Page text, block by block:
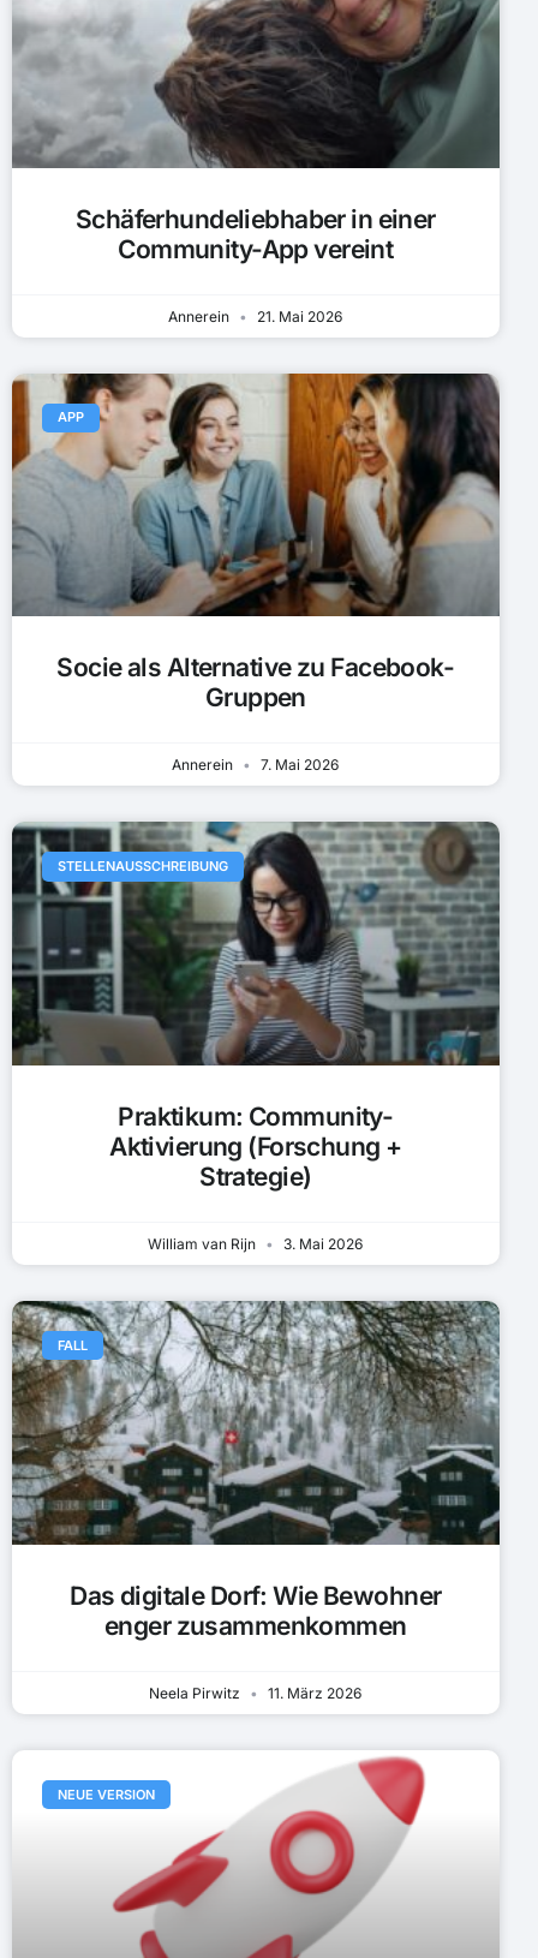
Schäferhundeliebhaber in einer
Community-App vereint
Annerein 21. Mai 2026
APP
Socie als Alternative zu Facebook-
Gruppen
Annerein 7. Mai 2026
STELLENAUSSCHREIBUNG
Praktikum: Community-
Aktivierung (Forschung +
Strategie)
William van Rijn 3. Mai 2026
FALL
Das digitale Dorf: Wie Bewohner
enger zusammenkommen
Neela Pirwitz 11. März 2026
NEUE VERSION